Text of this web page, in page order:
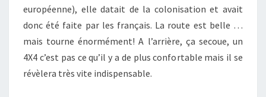
européenne), elle datait de la colonisation et avait
donc été faite par les français. La route est belle …
mais tourne énormément! A l’arrière, ça secoue, un
4X4 c’est pas ce qu’il y a de plus confortable mais il se
révèlera très vite indispensable.